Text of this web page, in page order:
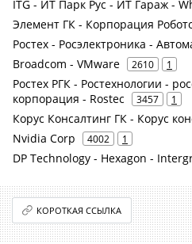
ITG - ИТ Парк Рус - ИТ Гараж -
Элемент ГК - Корпорация
Ростех - Росэлектроника -
Broadcom - VMware 2610 1
Ростех РГК - Ростехнологии -
корпорация - Rostec
3457 1
Корус Консалтинг ГК - Корус
Nvidia Corp 4002 1
DP Technology - Hexagon -
КОРОТКАЯ ССЫЛКА